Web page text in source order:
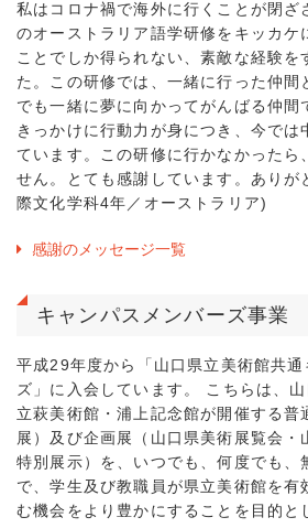
私はコロナ禍で海外に行くことが閉ざ
のオーストラリア語学研修をキッカケ
ことでしか得られない、素敵な経験を
た。この研修では、一緒に行った仲間
でも一緒に夢に向かってがんばる仲間
きっかけに行動力が身につき、今では
ています。この研修に行かなかったら
せん。とても感謝しています。ありが
際文化学科4年／オーストラリア)
感謝のメッセージ一覧
キャンパスメンバーズ事業
平成29年度から「山口県立美術館共
ズ」に入会しています。 こちらは、
立萩美術館・浦上記念館が開催する普
展）及び企画展（山口県美術展覧会・
特別展示）を、いつでも、何度でも、
で、学生及び教職員が県立美術館を有
む機会をより豊かにすることを目的と